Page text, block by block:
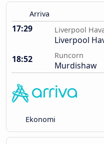
Arriva
17:29 Liverpool
Liverpool
18:52
Runcorn
Murdishaw
Ekonomi